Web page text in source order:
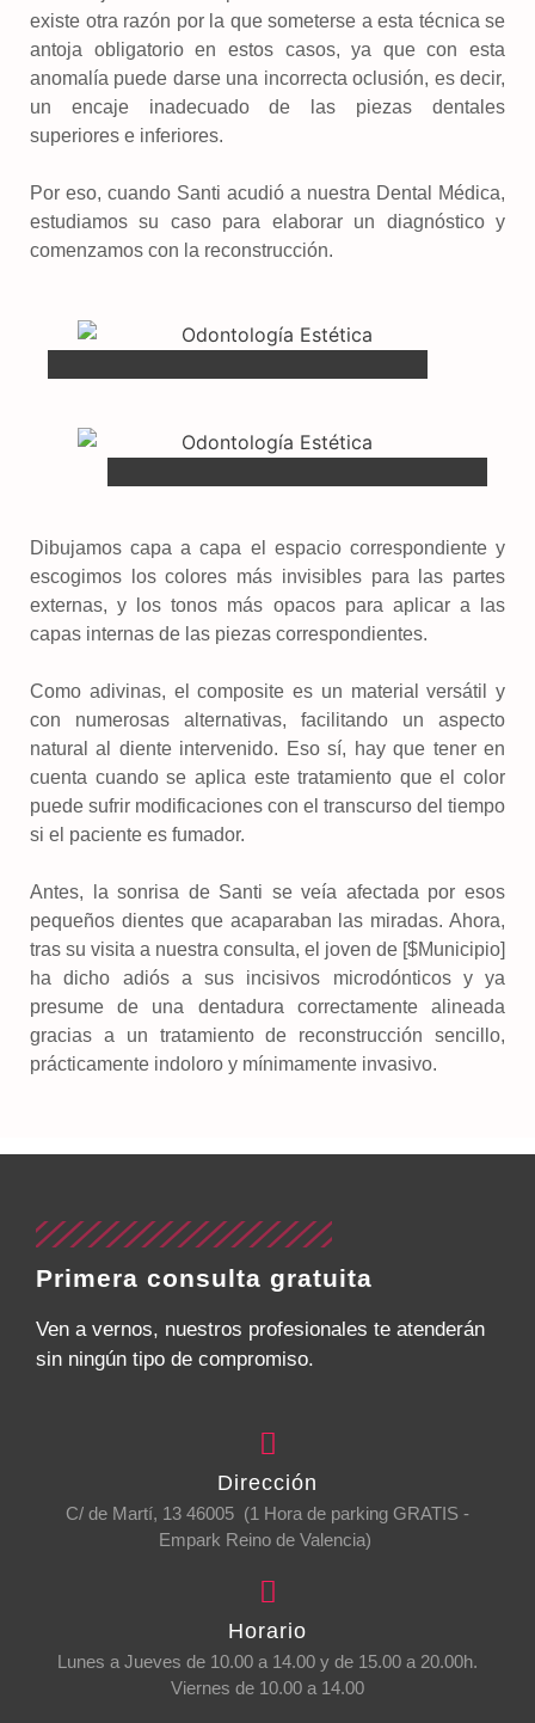
existe otra razón por la que someterse a esta técnica se
antoja obligatorio en estos casos, ya que con esta
anomalía puede darse una incorrecta oclusión, es decir,
un encaje inadecuado de las piezas dentales
superiores e inferiores.
Por eso, cuando Santi acudió a nuestra Dental Médica,
estudiamos su caso para elaborar un diagnóstico y
comenzamos con la reconstrucción.
Dibujamos capa a capa el espacio correspondiente y
escogimos los colores más invisibles para las partes
externas, y los tonos más opacos para aplicar a las
capas internas de las piezas correspondientes.
Como adivinas, el composite es un material versátil y
con numerosas alternativas, facilitando un aspecto
natural al diente intervenido. Eso sí, hay que tener en
cuenta cuando se aplica este tratamiento que el color
puede sufrir modificaciones con el transcurso del tiempo
si el paciente es fumador.
Antes, la sonrisa de Santi se veía afectada por esos
pequeños dientes que acaparaban las miradas. Ahora,
tras su visita a nuestra consulta, el joven de [$Municipio]
ha dicho adiós a sus incisivos microdónticos y ya
presume de una dentadura correctamente alineada
gracias a un tratamiento de reconstrucción sencillo,
prácticamente indoloro y mínimamente invasivo.
Primera consulta gratuita
Ven a vernos, nuestros profesionales te atenderán
sin ningún tipo de compromiso.
Dirección
C/ de Martí, 13 46005 (1 Hora de parking GRATIS -
Empark Reino de Valencia)
Horario
Lunes a Jueves de 10.00 a 14.00 y de 15.00 a 20.00h.
Viernes de 10.00 a 14.00